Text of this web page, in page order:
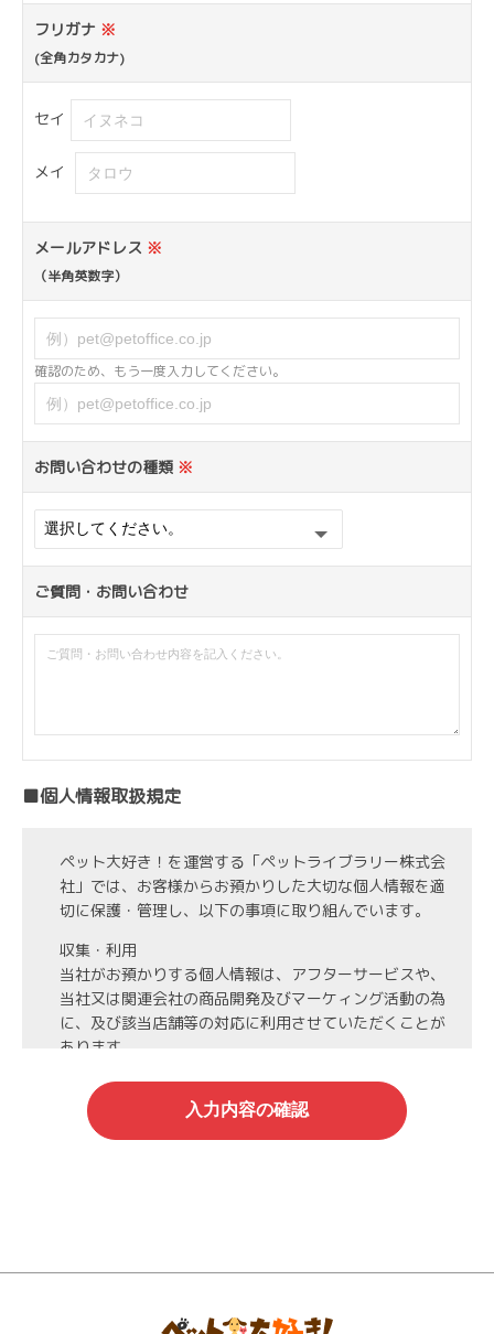
フリガナ ※
(全角カタカナ)
セイ
メイ
メールアドレス ※
（半角英数字）
確認のため、もう一度入力してください。
お問い合わせの種類 ※
ご質問・お問い合わせ
■個人情報取扱規定
ペット大好き！を運営する「ペットライブラリー株式会
社」では、お客様からお預かりした大切な個人情報を適
切に保護・管理し、以下の事項に取り組んでいます。
収集・利用
当社がお預かりする個人情報は、アフターサービスや、
当社又は関連会社の商品開発及びマーケィング活動の為
に、及び該当店舗等の対応に利用させていただくことが
あります。
第3者への開示・委託先の管理
当社がお預かりする個人情報は、お客様の同意・承諾を
得た場合や法令等に基づく開示・提供が必要な場合、人
当社がお預かりする氏名、住所、電話番号等の個人情報